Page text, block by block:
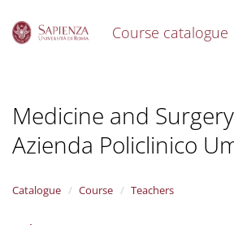
Course catalogue
Medicine and
Azienda Policlinico
Catalogue Course Teachers